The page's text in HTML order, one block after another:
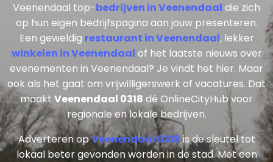
Veenendaal top-bedrijven in Veenendaal die zich
op hun eigen bedrijfspagina aan jouw presenteren.
Een geweldig restaurant in Veenendaal, lekker
winkelen in Veenendaal of het laatste nieuws over
evenementen in Veenendaal? Je vindt het hier. Maar
ook als het gaat om vrijwilligerswerk of vacatures. Dat
maakt Veenendaal 0318 dé OnlineCityHub voor
regionale en lokale bedrijven.
Adverteren opVeenendaal 0318is de sleutel tot
lokaal beter gevonden worden in de stad. Met een